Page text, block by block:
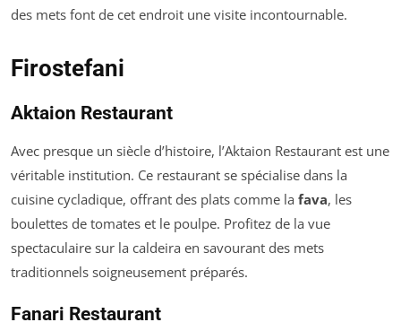
des mets font de cet endroit une visite incontournable.
Firostefani
Aktaion Restaurant
Avec presque un siècle d’histoire, l’Aktaion Restaurant est une
véritable institution. Ce restaurant se spécialise dans la
cuisine cycladique, offrant des plats comme la fava, les
boulettes de tomates et le poulpe. Profitez de la vue
spectaculaire sur la caldeira en savourant des mets
traditionnels soigneusement préparés.
Fanari Restaurant